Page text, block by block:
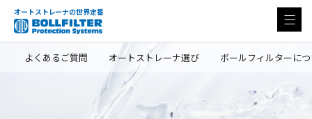
オートストレーナの世界定番
よくあるご質問 オートストレーナ選び ボールフィルターに